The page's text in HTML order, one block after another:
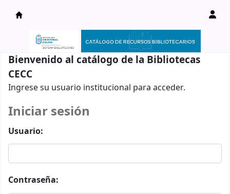
Catálogo en línea
Bienvenido al catálogo de la Bibliotecas
CECC
Ingrese su usuario institucional para acceder.
Iniciar sesión
Usuario:
Contraseña: